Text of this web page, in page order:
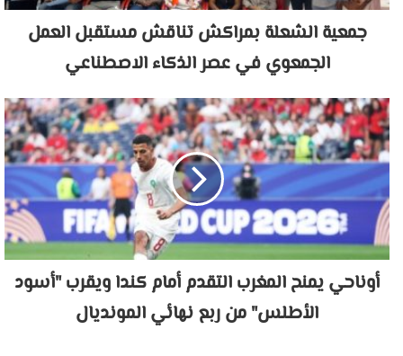
جمعية الشعلة بمراكش تناقش مستقبل العمل
الجمعوي في عصر الذكاء الاصطناعي
أوناحي يمنح المغرب التقدم أمام كندا ويقرب "أسود
الأطلس" من ربع نهائي المونديال